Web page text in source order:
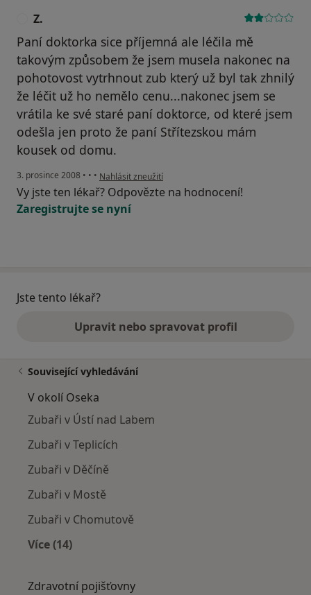
Z.
Paní doktorka sice příjemná ale léčila mě
takovým způsobem že jsem musela nakonec na
pohotovost vytrhnout zub který už byl tak zhnilý
že léčit už ho nemělo cenu...nakonec jsem se
vrátila ke své staré paní doktorce, od které jsem
odešla jen proto že paní Střítezskou mám
kousek od domu.
3. prosince 2008 • • • podle názoru uživatele Z.
Nahlásit zneužití
Vy jste ten lékař? Odpovězte na hodnocení!
Zaregistrujte se nyní
Jste tento lékař?
Upravit nebo spravovat profil
Související vyhledávání
V okolí Oseka
Zubaři v Ústí nad Labem
Zubaři v Teplicích
Zubaři v Děčíně
Zubaři v Mostě
Zubaři v Chomutově
Více (14)
Zdravotní pojišťovny